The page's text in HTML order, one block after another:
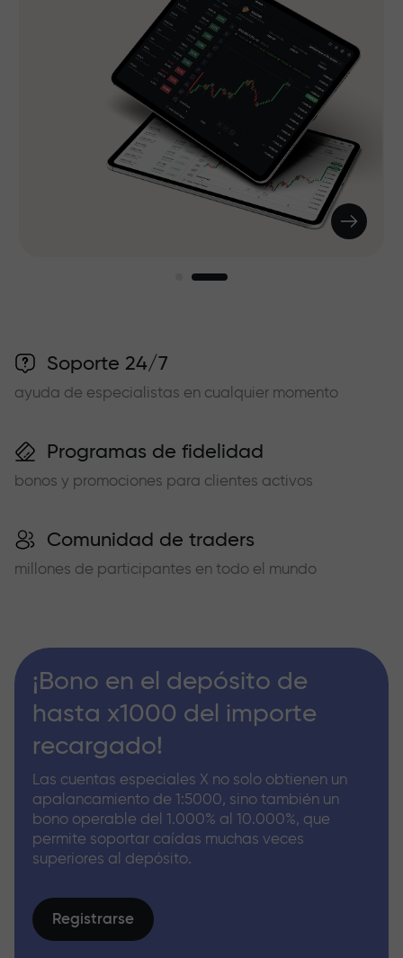
Soporte 24/7
ayuda de especialistas en cualquier momento
Programas de fidelidad
bonos y promociones para clientes activos
Comunidad de traders
millones de participantes en todo el mundo
¡Bono en el depósito de
hasta x1000 del importe
recargado!
Las cuentas especiales X no solo obtienen un
apalancamiento de 1:5000, sino también un
bono operable del 1.000% al 10.000%, que
permite soportar caídas muchas veces
superiores al depósito.
Registrarse